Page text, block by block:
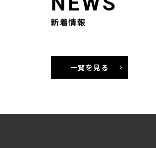
新着情報
一覧を見る